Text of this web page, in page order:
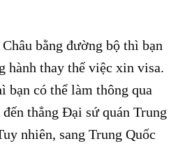
bằng đường bộ thì bạn
hành thay thế việc xin visa.
bạn có thể làm thông qua
thẳng Đại sứ quán Trung
nhiên, sang Trung Quốc